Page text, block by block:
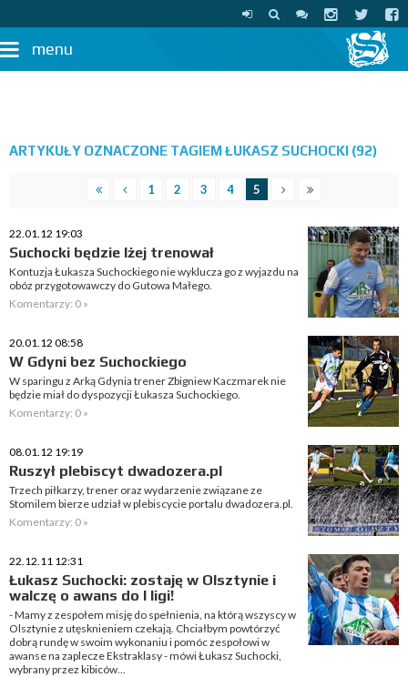
menu
ARTYKUŁY OZNACZONE TAGIEM ŁUKASZ SUCHOCKI (92)
1 2 3 4 5
22.01.12 19:03
Suchocki będzie lżej trenował
Kontuzja Łukasza Suchockiego nie wyklucza go z wyjazdu na
obóz przygotowawczy do Gutowa Małego.
Komentarzy: 0 »
20.01.12 08:58
W Gdyni bez Suchockiego
W sparingu z Arką Gdynia trener Zbigniew Kaczmarek nie
będzie miał do dyspozycji Łukasza Suchockiego.
Komentarzy: 0 »
08.01.12 19:19
Ruszył plebiscyt dwadozera.pl
Trzech piłkarzy, trener oraz wydarzenie związane ze
Stomilem bierze udział w plebiscycie portalu dwadozera.pl.
Komentarzy: 0 »
22.12.11 12:31
Łukasz Suchocki: zostaję w Olsztynie i
walczę o awans do I ligi!
- Mamy z zespołem misję do spełnienia, na którą wszyscy w
Olsztynie z utęsknieniem czekają. Chciałbym powtórzyć
dobrą rundę w swoim wykonaniu i pomóc zespołowi w
awanse na zaplecze Ekstraklasy - mówi Łukasz Suchocki,
wybrany przez kibiców...